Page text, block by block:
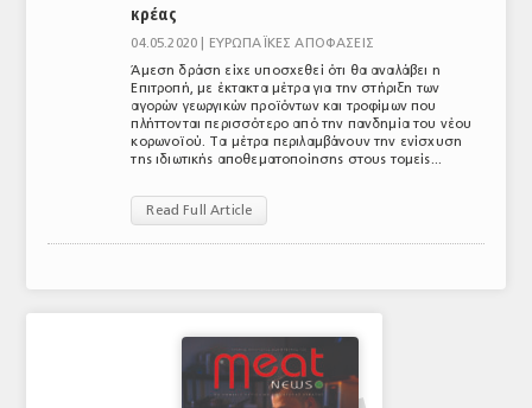
κρέας
04.05.2020 |
ΕΥΡΩΠΑΪΚΕΣ ΑΠΟΦΑΣΕΙΣ
Άμεση δράση είχε υποσχεθεί ότι θα αναλάβει η
Επιτροπή, με έκτακτα μέτρα για την στήριξη των
αγορών γεωργικών προϊόντων και τροφίμων που
πλήττονται περισσότερο από την πανδημία του νέου
κορωνοϊού. Τα μέτρα περιλαμβάνουν την ενίσχυση
της ιδιωτικής αποθεματοποίησης στους τομείς...
Read Full Article